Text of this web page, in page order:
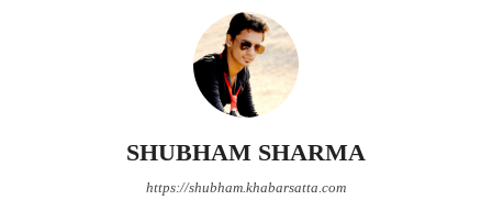
SHUBHAM SHARMA
https://shubham.khabarsatta.com